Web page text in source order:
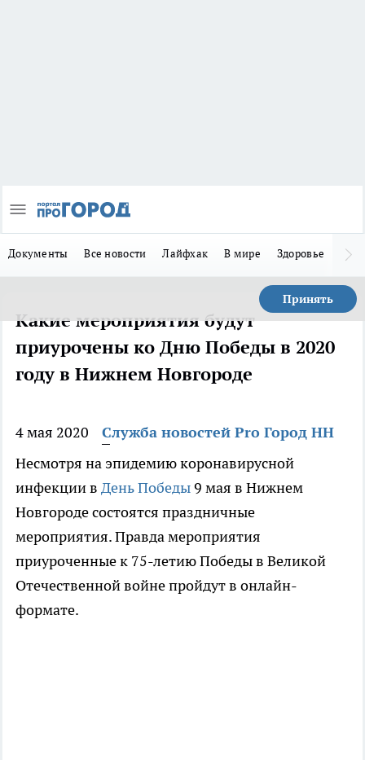
Документы Все новости Лайфхак В мире Здоровье
Принять
Какие мероприятия будут
приурочены ко Дню Победы в 2020
году в Нижнем Новгороде
4 мая 2020
Служба новостей Pro Город НН
Несмотря на эпидемию коронавирусной
инфекции в День Победы9 мая в Нижнем
Новгороде состоятся праздничные
мероприятия. Правда мероприятия
приуроченные к 75-летию Победы в Великой
Отечественной войне пройдут в онлайн-
формате.